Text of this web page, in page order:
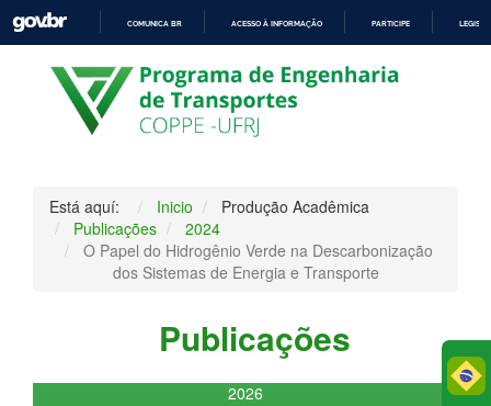
PARA
O
CONTEÚDO
COMUNICA BR ACESSO À INFORMAÇÃO PARTICIPE
Está aquí: Inicio
Produção Acadêmica
Publicações
2024
O Papel do Hidrogênio Verde na Descarbonização
dos Sistemas de Energia e Transporte
Publicações
2026